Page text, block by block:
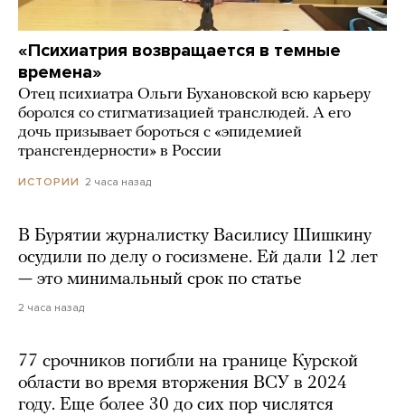
«Психиатрия возвращается в темные
времена»
Отец психиатра Ольги Бухановской всю карьеру
боролся со стигматизацией транслюдей. А его
дочь призывает бороться с «эпидемией
трансгендерности» в России
ИСТОРИИ 2 часа назад
В Бурятии журналистку Василису Шишкину
осудили по делу о госизмене. Ей дали 12 лет
— это минимальный срок по статье
2 часа назад
77 срочников погибли на границе Курской
области во время вторжения ВСУ в 2024
году. Еще более 30 до сих пор числятся